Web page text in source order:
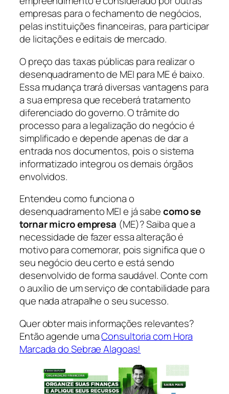
empresas para o fechamento de negócios,
pelas instituições financeiras, para participar
de licitações e editais de mercado.
O preço das taxas públicas para realizar o
desenquadramento de MEI para ME é baixo.
Essa mudança trará diversas vantagens para
a sua empresa que receberá tratamento
diferenciado do governo. O trâmite do
processo para a legalização do negócio é
simplificado e depende apenas de dar a
entrada nos documentos, pois o sistema
informatizado integrou os demais órgãos
envolvidos.
Entendeu como funciona o
desenquadramento MEI e já sabecomo se
tornar micro empresa (ME)? Saiba que a
necessidade de fazer essa alteração é
motivo para comemorar, pois significa que o
seu negócio deu certo e está sendo
desenvolvido de forma saudável. Conte com
o auxílio de um serviço de contabilidade para
que nada atrapalhe o seu sucesso.
Quer obter mais informações relevantes?
Então agende umaConsultoria com Hora
Marcada do Sebrae Alagoas!